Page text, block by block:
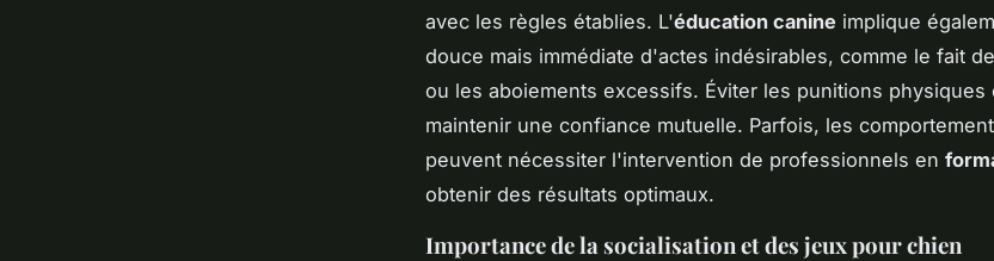
avec les règles établies. L'éducation canine implique
douce mais immédiate d'actes indésirables, comme le fait
ou les aboiements excessifs. Éviter les punitions physiques
maintenir une confiance mutuelle. Parfois, les
peuvent nécessiter l'intervention de professionnels en
obtenir des résultats optimaux.
Importance de la socialisation et des jeux pour chien